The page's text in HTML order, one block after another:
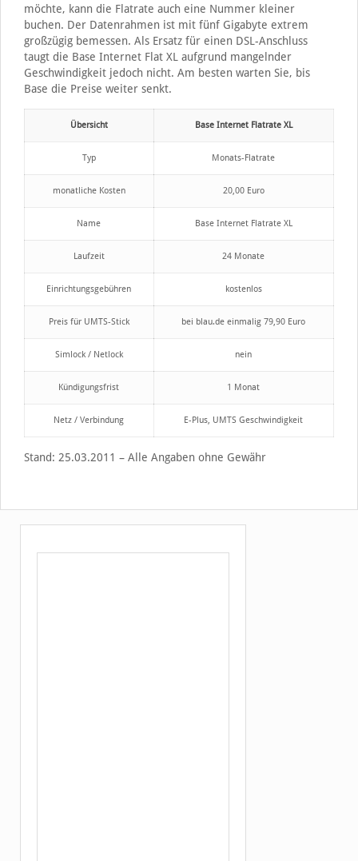
möchte, kann die Flatrate auch eine Nummer kleiner
buchen. Der Datenrahmen ist mit fünf Gigabyte extrem
großzügig bemessen. Als Ersatz für einen DSL-Anschluss
taugt die Base Internet Flat XL aufgrund mangelnder
Geschwindigkeit jedoch nicht. Am besten warten Sie, bis
Base die Preise weiter senkt.
Übersicht Base Internet Flatrate XL
Typ Monats-Flatrate
monatliche Kosten 20,00 Euro
Name Base Internet Flatrate XL
Laufzeit 24 Monate
Einrichtungsgebühren kostenlos
Preis für UMTS-Stick bei blau.de einmalig 79,90 Euro
Simlock / Netlock nein
Kündigungsfrist 1 Monat
Netz / Verbindung E-Plus, UMTS Geschwindigkeit
Stand: 25.03.2011 – Alle Angaben ohne Gewähr